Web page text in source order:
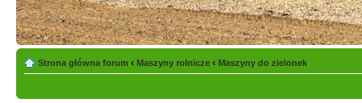
Strona główna forum ‹ Maszyny rolnicze ‹ Maszyny do zielonek